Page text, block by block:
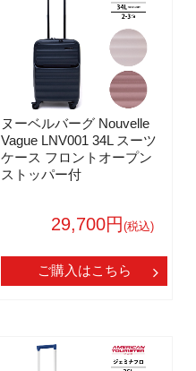
ヌーベルバーグ Nouvelle
Vague LNV001 34L スーツ
ケース フロントオープン
ストッパー付
29,700円(税込)
ご購入はこちら